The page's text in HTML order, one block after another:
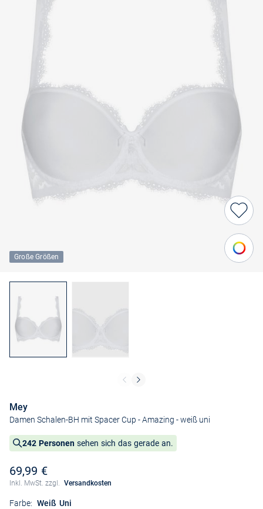
Große Größen
Mey
Damen Schalen-BH mit Spacer Cup - Amazing - weiß uni
242 Personen sehen sich das gerade an.
69,99 €
Inkl. MwSt. zzgl. Versandkosten
Farbe: Weiß Uni